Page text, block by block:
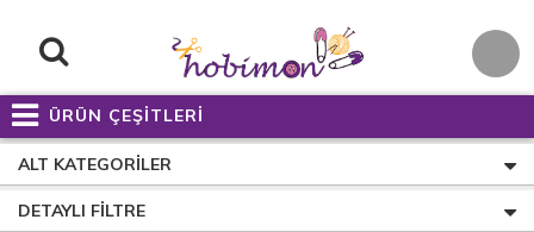
ÜRÜN ÇEŞİTLERİ
ALT KATEGORILER
DETAYLI FILTRE